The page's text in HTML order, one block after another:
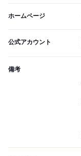
ホームページ
公式アカウント
備考